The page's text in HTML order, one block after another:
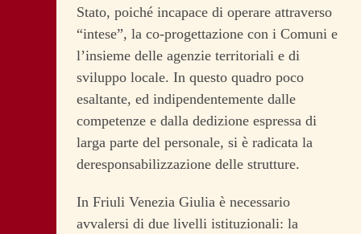
Stato, poiché incapace di operare attraverso
“intese”, la co-progettazione con i Comuni e
l’insieme delle agenzie territoriali e di
sviluppo locale. In questo quadro poco
esaltante, ed indipendentemente dalle
competenze e dalla dedizione espressa di
larga parte del personale, si è radicata la
deresponsabilizzazione delle strutture.
In Friuli Venezia Giulia è necessario
avvalersi di due livelli istituzionali: la